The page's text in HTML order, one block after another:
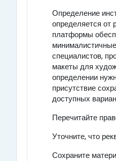
Определение
определяется от
платформы
специалистов,
макеты для
определении
присутствие
доступных
Перечитайте
Уточните, что
Сохраните